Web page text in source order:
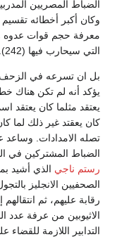
الضباط المصريين
وكان أكبر أخطائه
معرفة حجم قوات عدوه
التي سيحارب فيها (242).
بل ان تسرعه في الزحف
يؤكد أنه لم تكن هناك
يعتقد مثلما كان يعتقد
كان يعقتد غير ذلك لما
تصله الامدادات.
الضباط المشتركين في
رستم ناجي
الصحفيين الانجليز
رقابة عليهم، ثم
الاثيوبين من عرفة عدد
التدابير اللازمة للقضاء